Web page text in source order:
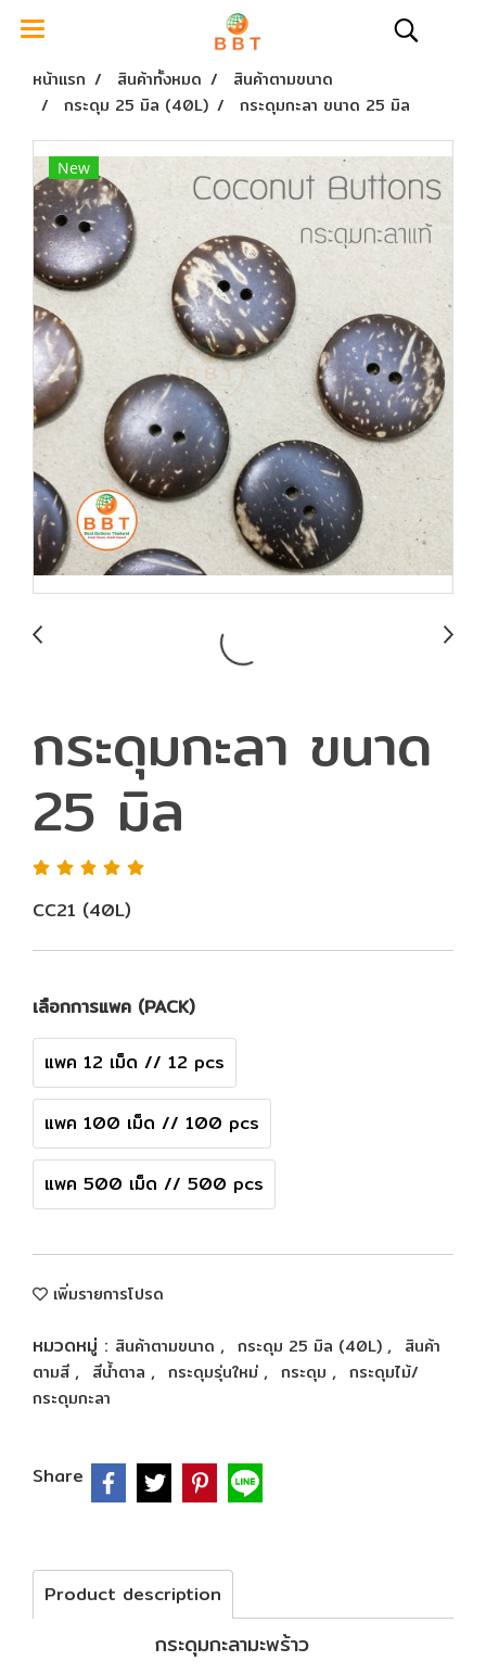
หน้าแรก สินค้าทั้งหมด
สินค้าตามขนาด
กระดุม 25 มิล (40L)
กระดุมกะลา ขนาด 25 มิล
New
กระดุมกะลา ขนาด
25 มิล
CC21 (40L)
เลือกการแพค (PACK)
แพค 12 เม็ด // 12 pcs
แพค 100 เม็ด // 100 pcs
แพค 500 เม็ด // 500 pcs
เพิ่มรายการโปรด
หมวดหมู่ : สินค้าตามขนาด , กระดุม 25 มิล (40L) , สินค้า
ตามสี , สีน้ำตาล , กระดุมรุ่นใหม่ , กระดุม , กระดุมไม้/
กระดุมกะลา
Share
Product description
กระดุมกะลามะพร้าว